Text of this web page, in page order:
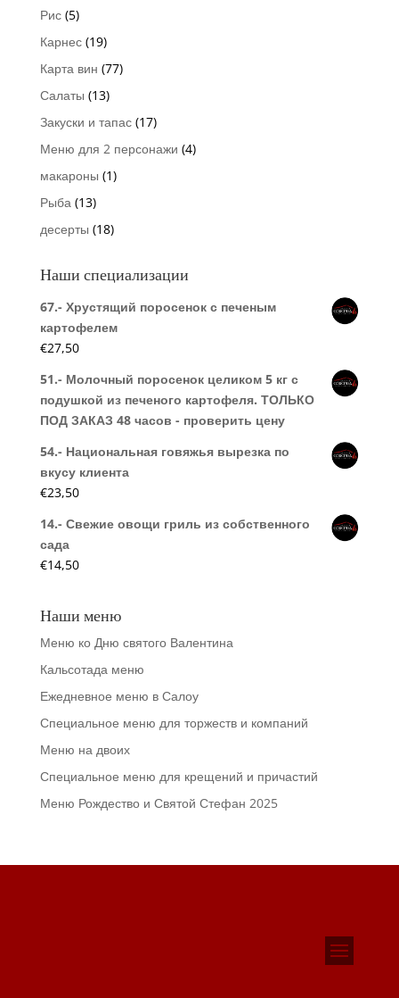
Рис (5)
Карнес (19)
Карта вин (77)
Салаты (13)
Закуски и тапас (17)
Меню для 2 персонажи (4)
макароны (1)
Рыба (13)
десерты (18)
Наши специализации
67.- Хрустящий поросенок с печеным
картофелем
€27,50
51.- Молочный поросенок целиком 5 кг с
подушкой из печеного картофеля. ТОЛЬКО
ПОД ЗАКАЗ 48 часов - проверить цену
54.- Национальная говяжья вырезка по
вкусу клиента
€23,50
14.- Свежие овощи гриль из собственного
сада
€14,50
Наши меню
Меню ко Дню святого Валентина
Кальсотада меню
Ежедневное меню в Салоу
Специальное меню для торжеств и компаний
Меню на двоих
Специальное меню для крещений и причастий
Меню Рождество и Святой Стефан 2025